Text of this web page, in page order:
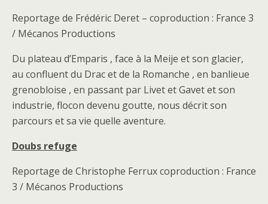
Reportage de Frédéric Deret – coproduction : France 3
/ Mécanos Productions
Du plateau d’Emparis , face à la Meije et son glacier,
au confluent du Drac et de la Romanche , en banlieue
grenobloise , en passant par Livet et Gavet et son
industrie, flocon devenu goutte, nous décrit son
parcours et sa vie quelle aventure.
Doubs refuge
Reportage de Christophe Ferrux coproduction : France
3 / Mécanos Productions